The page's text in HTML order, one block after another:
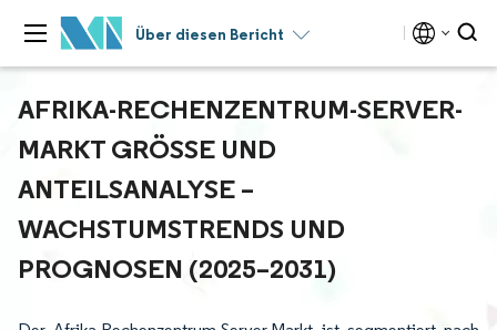
Über diesen Bericht
AFRIKA-RECHENZENTRUM-SERVER-
MARKT GRÖSSE UND A
NTEILSANALYSE – W
ACHSTUMSTRENDS UND P
ROGNOSEN (2025–2031)